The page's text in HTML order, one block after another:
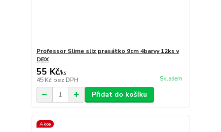
Professor Slime sliz prasátko 9cm 4barvy 12ks v
DBX
55 Kč/ks
45 Kč bez DPH Skladem
Přidat do košíku
Akce